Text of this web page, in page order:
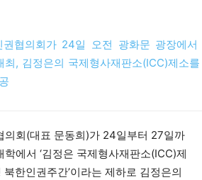
협의회가 24일 오전 광화문 광장에서
최, 김정은의 국제형사재판소(ICC)제소
의회(대표 문동희)가 24일부터 27일까
에서 ‘김정은 국제형사재판소(ICC)제
한인권주간’이라는 제하로 김정은의